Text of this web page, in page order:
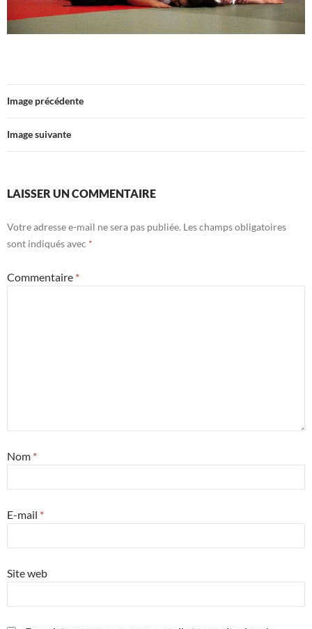
Image précédente
Image suivante
LAISSER UN COMMENTAIRE
Votre adresse e-mail ne sera pas publiée. Les champs obligatoires
sont indiqués avec *
Commentaire *
Nom *
E-mail *
Site web